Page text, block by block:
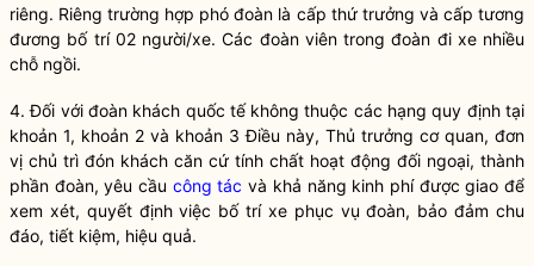
riêng. Riêng trường hợp phó đoàn là cấp thứ trưởng và cấp tương
đương bố trí 02 người/xe. Các đoàn viên trong đoàn đi xe nhiều
chỗ ngồi.
4. Đối với đoàn khách quốc tế không thuộc các hạng quy định tại
khoản 1, khoản 2 và khoản 3 Điều này, Thủ trưởng cơ quan, đơn
vị chủ trì đón khách căn cứ tính chất hoạt động đối ngoại, thành
phần đoàn, yêu cầu công tác và khả năng kinh phí được giao để
xem xét, quyết định việc bốtrí xe phục vụ đoàn, bảo đảm chu
đáo, tiết kiệm, hiệu quả.